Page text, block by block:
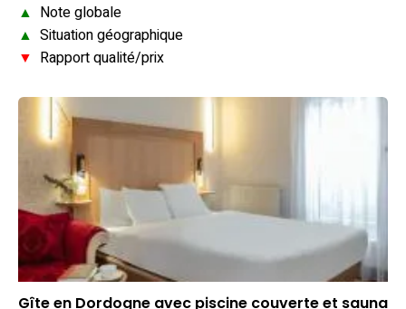
▲ Note globale
▲ Situation géographique
▼ Rapport qualité/prix
Gîte en Dordogne avec piscine couverte et sauna